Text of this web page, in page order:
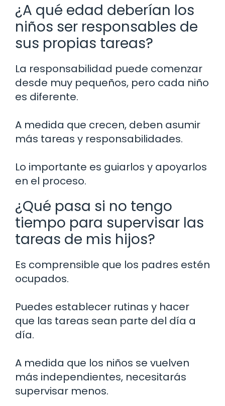
¿A qué edad deberían los
niños ser responsables de
sus propias tareas?
La responsabilidad puede comenzar
desde muy pequeños, pero cada niño
es diferente.
A medida que crecen, deben asumir
más tareas y responsabilidades.
Lo importante es guiarlos y apoyarlos
en el proceso.
¿Qué pasa si no tengo
tiempo para supervisar las
tareas de mis hijos?
Es comprensible que los padres estén
ocupados.
Puedes establecer rutinas y hacer
que las tareas sean parte del día a
día.
A medida que los niños se vuelven
más independientes, necesitarás
supervisar menos.